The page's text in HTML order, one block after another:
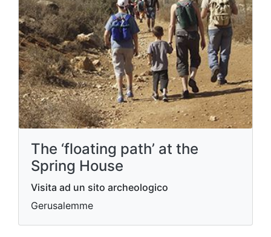
The ‘floating path’ at the
Spring House
Visita ad un sito archeologico
Gerusalemme